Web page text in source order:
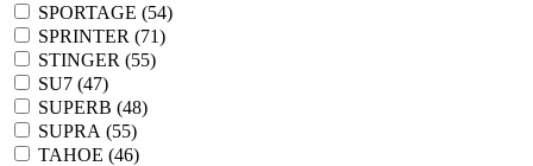
SPORTAGE (54)
SPRINTER (71)
STINGER (55)
SU7 (47)
SUPERB (48)
SUPRA (55)
TAHOE (46)